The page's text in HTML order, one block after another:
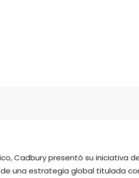
Cadbury presentó su iniciativa
una estrategia global titulada